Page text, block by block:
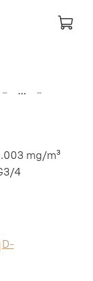
...
mg/m³
4
D-